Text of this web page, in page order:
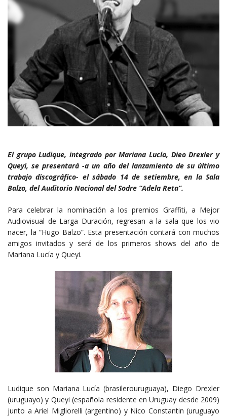
El grupo Ludique, integrado por Mariana Lucía, Dieo Drexler y
Queyi, se presentará -a un año del lanzamiento de su último
trabajo discográfico- el sábado 14 de setiembre, en la Sala
Balzo, del Auditorio Nacional del Sodre “Adela Reta”.
Para celebrar la nominación a los premios Graffiti, a Mejor
Audiovisual de Larga Duración, regresan a la sala que los vio
nacer, la “Hugo Balzo”. Esta presentación contará con muchos
amigos invitados y será de los primeros shows del año de
Mariana Lucía y Queyi.
Ludique son Mariana Lucía (brasilerouruguaya), Diego Drexler
(uruguayo) y Queyi (española residente en Uruguay desde 2009)
junto a Ariel Migliorelli (argentino) y Nico Constantin (uruguayo